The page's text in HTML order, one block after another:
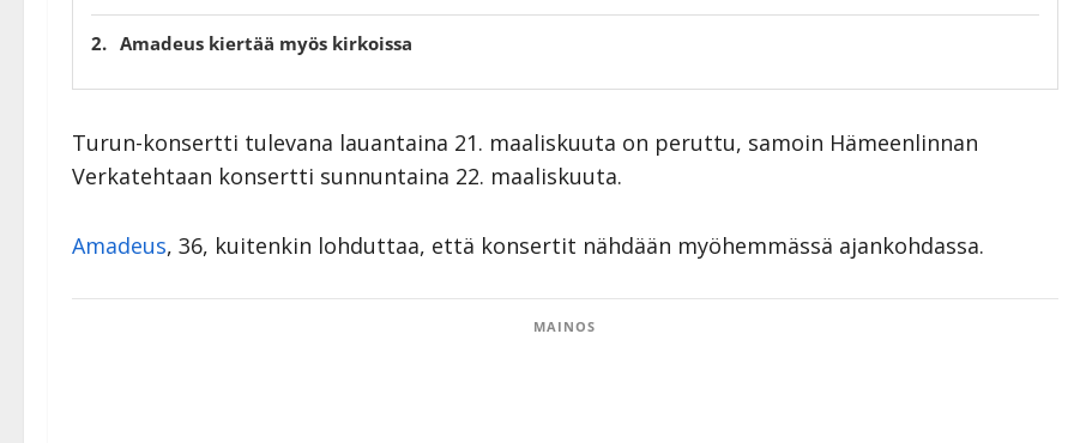
Amadeus kiertää myös kirkoissa
Turun-konsertti tulevana lauantaina 21. maaliskuuta on peruttu, samoin Hämeenlinnan
Verkatehtaan konsertti sunnuntaina 22. maaliskuuta.
Amadeus, 36, kuitenkin lohduttaa, että konsertit nähdään myöhemmässä ajankohdassa.
MAINOS